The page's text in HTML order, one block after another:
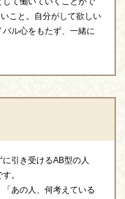
こと。自分がして欲しい
ル心をもたず、一緒に
引き受けるAB型の人
。
あの人、何考えている